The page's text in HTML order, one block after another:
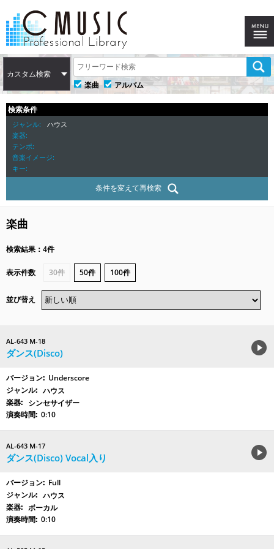
カスタム検索
楽曲
アルバム
検索条件
ジャンル
ハウス
楽器
テンポ
音楽イメージ
キー
条件を変えて再検索
楽曲
検索結果：4件
表示件数 30件 50件 100件
並び替え
AL-643 M-18
ダンス(Disco)
Underscore
ハウス
シンセサイザー
0:10
AL-643 M-17
ダンス(Disco) Vocal入り
Full
ハウス
ボーカル
0:10